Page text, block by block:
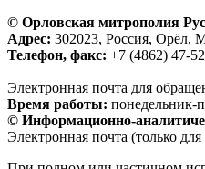
© Орловская митрополия
Адрес: 302023, Россия, Орёл,
Телефон, факс: +7 (4862) 47-
Электронная почта для
Время работы: понедельник-
© Информационно-
Электронная почта (только